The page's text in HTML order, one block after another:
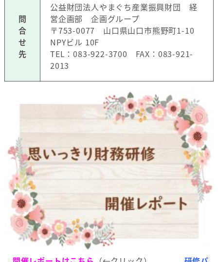
問
合
せ
先
公益財団法人やまぐち産業振興財団 経
営企画部 企画グループ
〒753-0077 山口県山口市熊野町1-10
NPYビル 10F
TEL：083-922-3700 FAX：083-921-
2013